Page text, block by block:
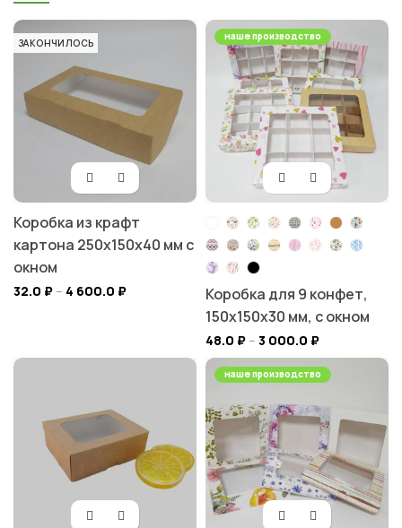
ЗАКОНЧИЛОСЬ
Коробка из крафт
картона 250х150х40 мм с
окном
32.0 ₽– 4 600.0 ₽
наше производство
Коробка для 9 конфет,
150х150х30 мм, с окном
48.0 ₽– 3 000.0 ₽
наше производство